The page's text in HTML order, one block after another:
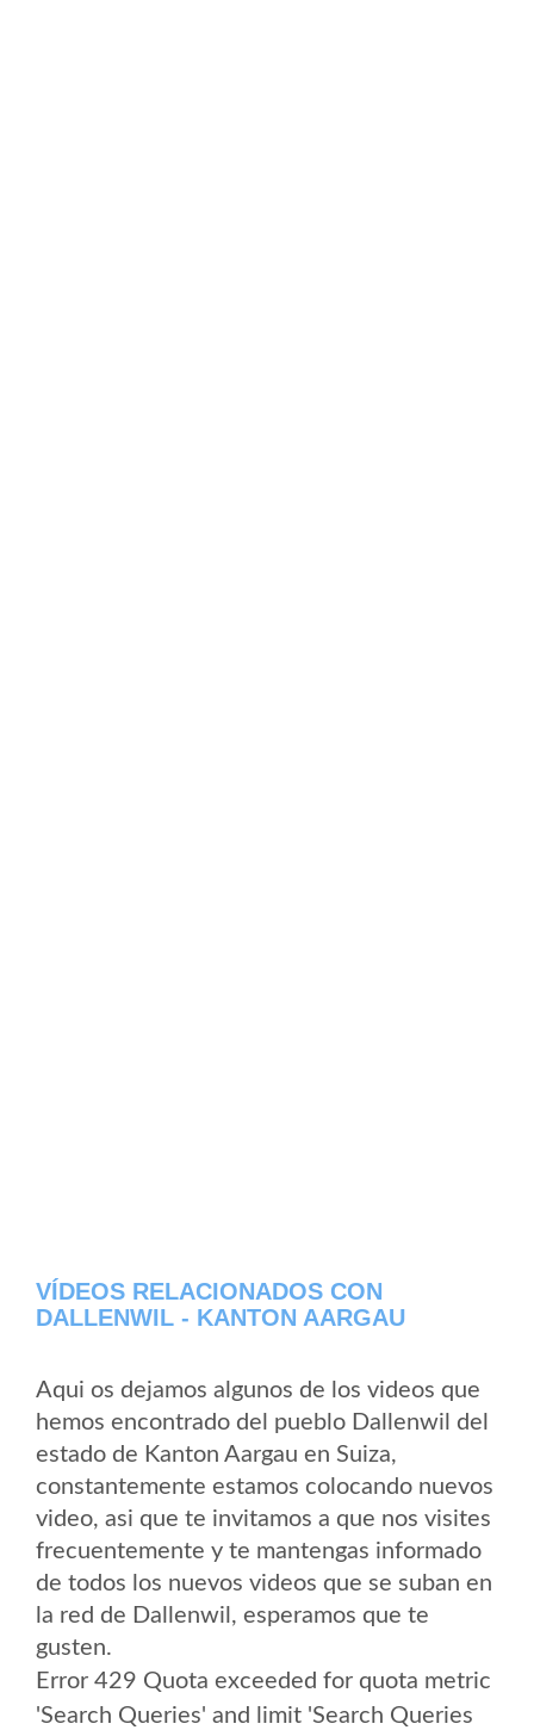
VÍDEOS RELACIONADOS CON
DALLENWIL - KANTON AARGAU
Aqui os dejamos algunos de los videos que
hemos encontrado del pueblo Dallenwil del
estado de Kanton Aargau en Suiza,
constantemente estamos colocando nuevos
video, asi que te invitamos a que nos visites
frecuentemente y te mantengas informado
de todos los nuevos videos que se suban en
la red de Dallenwil, esperamos que te
gusten.
Error 429 Quota exceeded for quota metric
'Search Queries' and limit 'Search Queries